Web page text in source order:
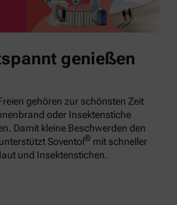
genießen
gehören zur schönsten Zeit
oder Insektenstiche
Damit kleine Beschwerden den
Soventol® mit schneller
und Insektenstichen.